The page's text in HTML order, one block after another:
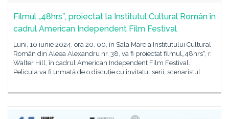
Filmul „48hrsˮ, proiectat la Institutul Cultural Român în
cadrul American Independent Film Festival
Luni, 10 iunie 2024, ora 20. 00, în Sala Mare a Institutului Cultural
Român din Aleea Alexandru nr. 38, va fi proiectat filmul„48hrsˮ, r.
Walter Hill, în cadrul American Independent Film Festival.
Pelicula va fi urmată de o discuție cu invitatul serii, scenaristul